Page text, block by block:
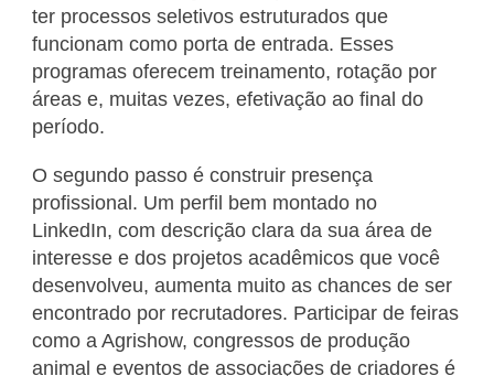
ter processos seletivos estruturados que
funcionam como porta de entrada. Esses
programas oferecem treinamento, rotação por
áreas e, muitas vezes, efetivação ao final do
período.
O segundo passo é construir presença
profissional. Um perfil bem montado no
LinkedIn, com descrição clara da sua área de
interesse e dos projetos acadêmicos que você
desenvolveu, aumenta muito as chances de ser
encontrado por recrutadores. Participar de feiras
como a Agrishow, congressos de produção
animal e eventos de associações de criadores é